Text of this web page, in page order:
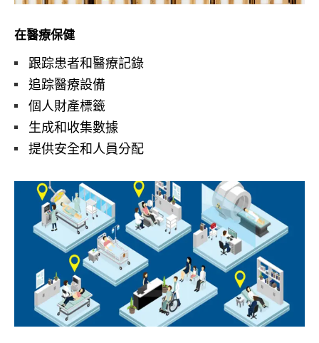
在醫療保健
跟踪患者和醫療記錄
追踪醫療設備
個人財產標籤
生成和收集數據
提供安全和人員分配